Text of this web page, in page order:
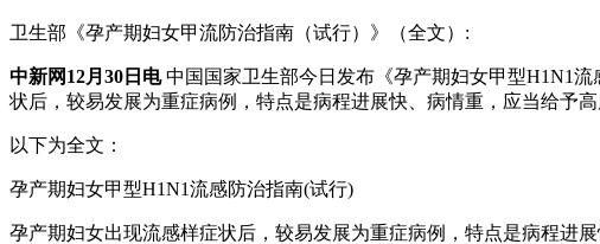
卫生部《孕产期妇女甲流防治指南（试行）》（全文）:
中新网12月30日电中国国家卫生部今日发布《孕产期妇女甲型H1N1
状后，较易发展为重症病例，特点是病程进展快、病情重，应当给予
以下为全文：
孕产期妇女甲型H1N1流感防治指南(试行)
孕产期妇女出现流感样症状后，较易发展为重症病例，特点是病程进